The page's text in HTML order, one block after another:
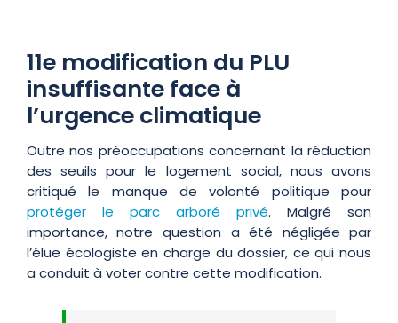
11e modification du PLU
insuffisante face à
l’urgence climatique
Outre nos préoccupations concernant la réduction
des seuils pour le logement social, nous avons
critiqué le manque de volonté politique pour
protéger le parc arboré privé. Malgré son
importance, notre question a été négligée par
l’élue écologiste en charge du dossier, ce qui nous
a conduit à voter contre cette modification.